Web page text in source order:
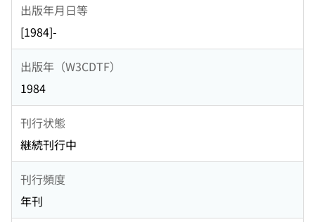
出版年月日等
[1984]-
出版年（W3CDTF）
1984
刊行状態
継続刊行中
刊行頻度
年刊